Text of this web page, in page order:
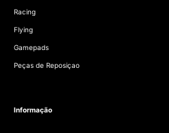
Racing
Flying
Gamepads
Peças de Reposiçao
Informação